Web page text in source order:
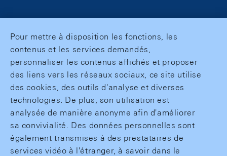
Pour mettre à disposition les fonctions, les
contenus et les services demandés,
personnaliser les contenus affichés et proposer
des liens vers les réseaux sociaux, ce site utilise
des cookies, des outils d'analyse et diverses
technologies. De plus, son utilisation est
analysée de manière anonyme afin d'améliorer
sa convivialité. Des données personnelles sont
également transmises à des prestataires de
services vidéo à l'étranger, à savoir dans le